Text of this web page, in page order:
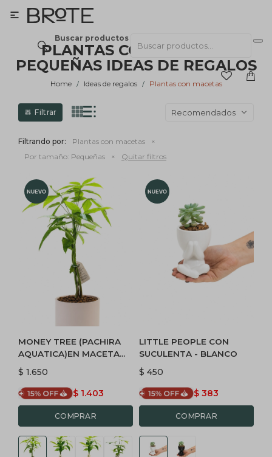
Buscar productos

PLANTAS CON MACETAS
PEQUEÑAS IDEAS DE REGALOS
Home Ideas de regalos Plantas con macetas
Recomendados
Filtrando por:
Plantas con macetas
Por tamaño: Pequeñas Quitar filtros
MONEY TREE (PACHIRA
AQUATICA)EN MACETA
CERAMICA - ROSA
$ 1.650
$ 1.403
LITTLE PEOPLE CON
SUCULENTA - BLANCO
$ 450
$ 383